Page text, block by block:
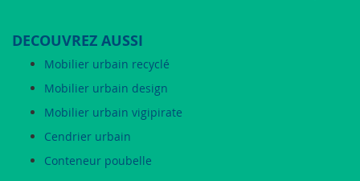
DECOUVREZ AUSSI
Mobilier urbain recyclé
Mobilier urbain design
Mobilier urbain vigipirate
Cendrier urbain
Conteneur poubelle